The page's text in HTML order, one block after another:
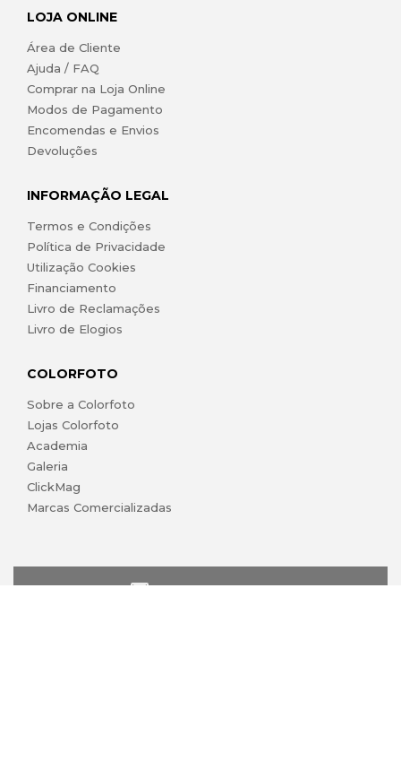
LOJA ONLINE
Área de Cliente
Ajuda / FAQ
Comprar na Loja Online
Modos de Pagamento
Encomendas e Envios
Devoluções
INFORMAÇÃO LEGAL
Termos e Condições
Política de Privacidade
Utilização Cookies
Financiamento
Livro de Reclamações
Livro de Elogios
COLORFOTO
Sobre a Colorfoto
Lojas Colorfoto
Academia
Galeria
ClickMag
Marcas Comercializadas
lojaonline@colorfoto.pt